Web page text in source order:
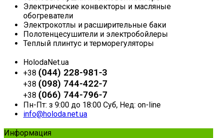
Электрические конвекторы и масляные
обогреватели
Электрокотлы и расширительные баки
Полотенцесушители и электробойлеры
Теплый плинтус и терморегуляторы
HolodaNet.ua
+38 (044) 228-981-3
+38 (098) 744-422-7
+38 (066) 744-796-7
Пн-Пт: з 9:00 до 18:00 Суб, Нед: on-line
info@holoda.net.ua
Информация